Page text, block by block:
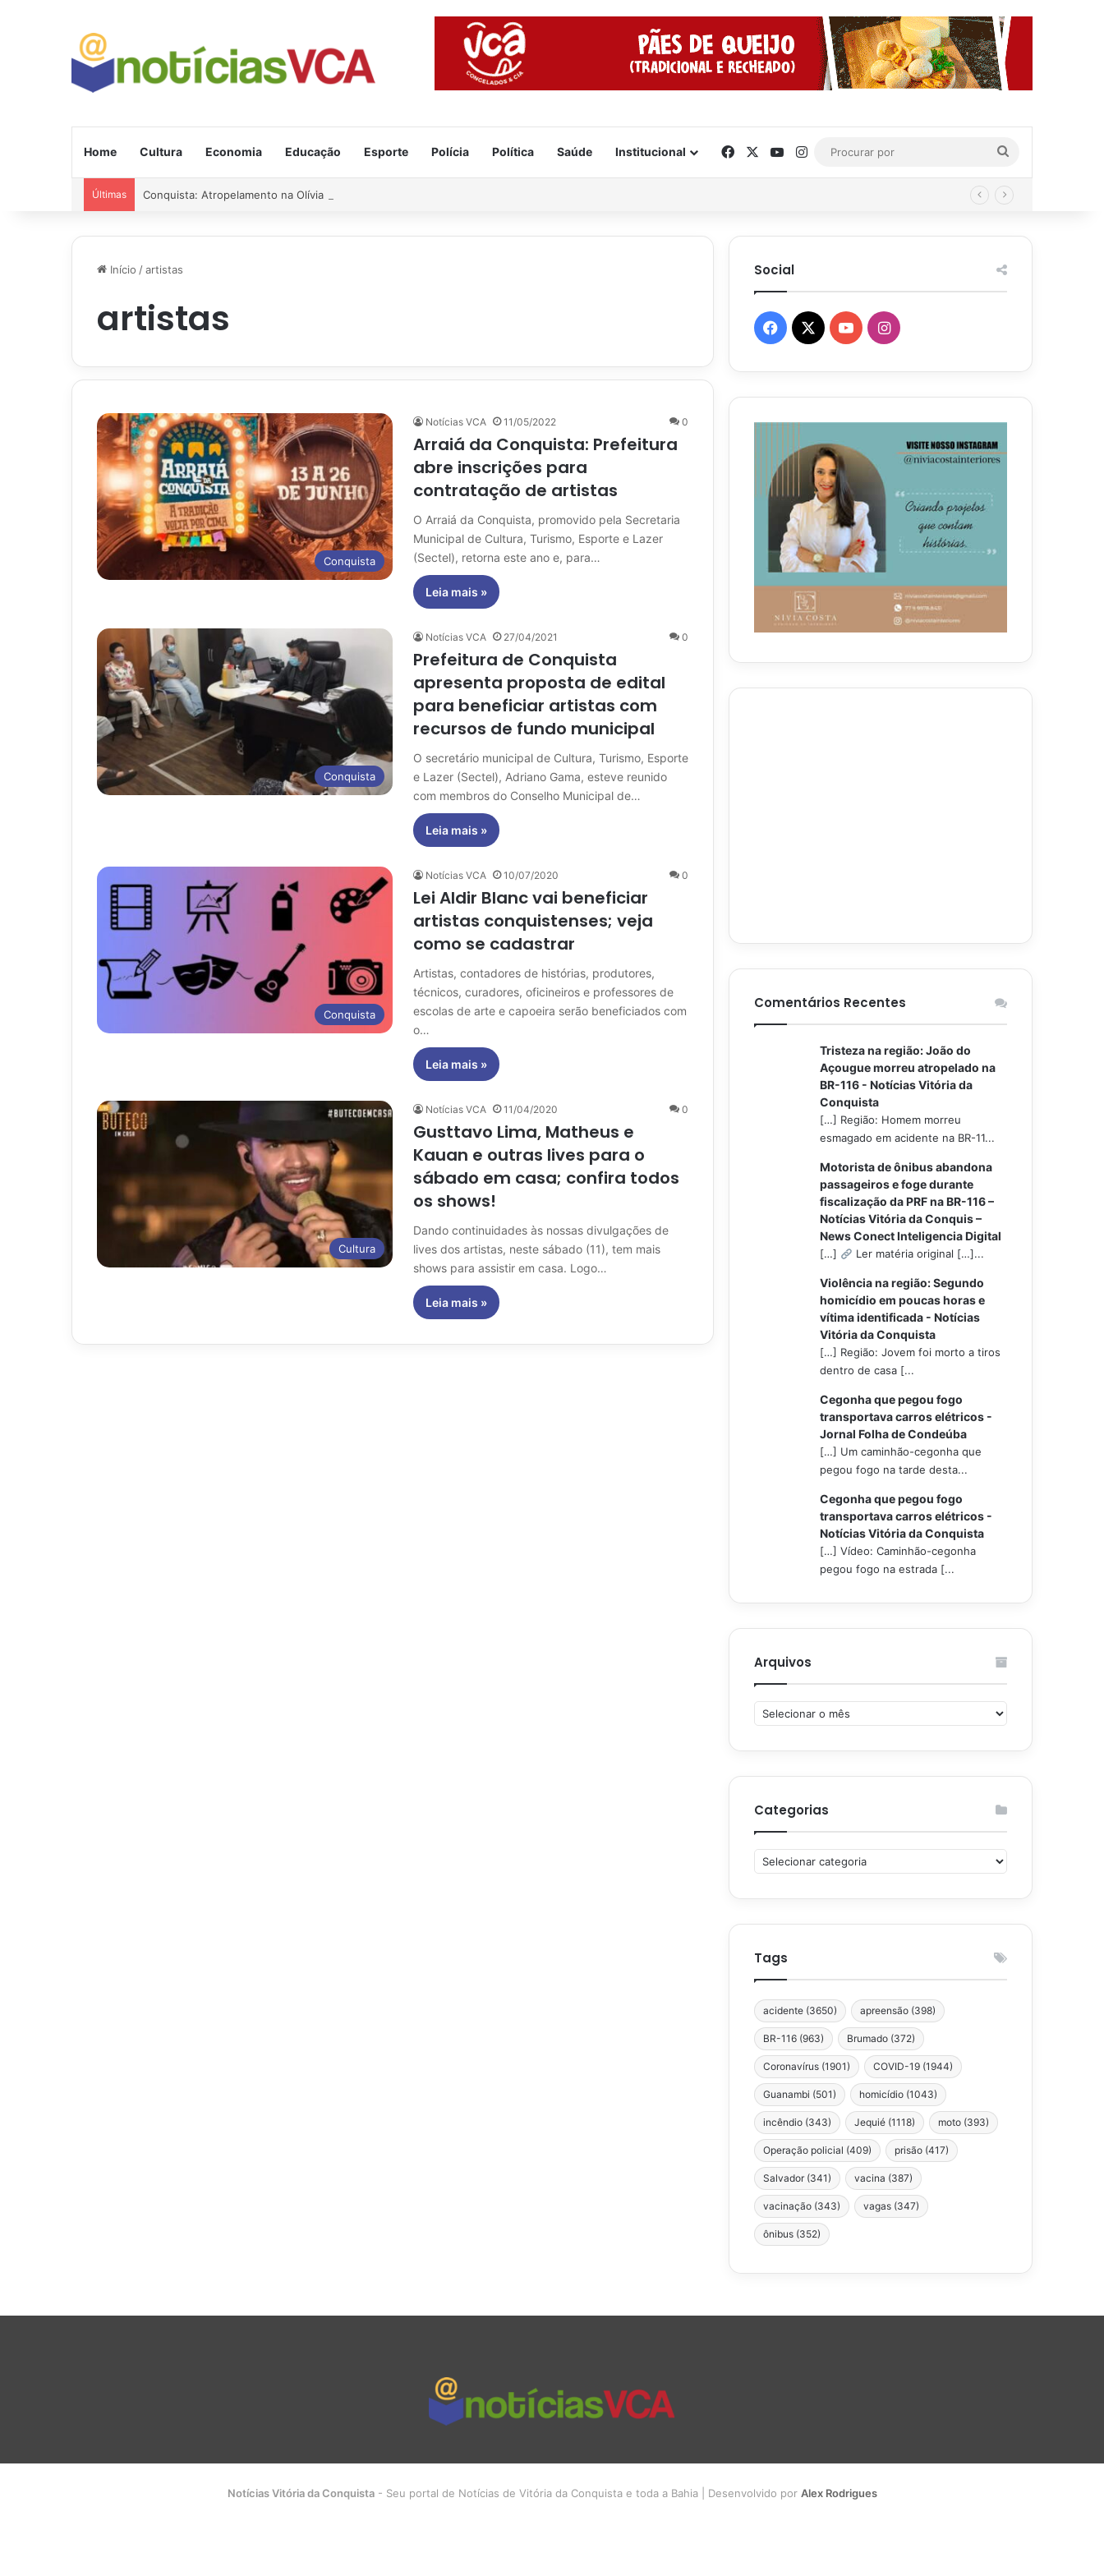
Home Cultura Economia Educação Esporte Polícia Política Saúde Institucional FacebookYouTube
Instagram
por
Últimas Conquista: Atropelamento na Olívia Flores; veja o vídeo
Início /artistas
artistas
Conquista
Notícias VCA 11/05/2022 0
Arraiá da Conquista: Prefeitura
abre inscrições para
contratação de artistas
O Arraiá da Conquista, promovido pela Secretaria
Municipal de Cultura, Turismo, Esporte e Lazer
(Sectel), retorna este ano e, para…
Leia mais »
Conquista
Notícias VCA 27/04/2021 0
Prefeitura de Conquista
apresenta proposta de edital
para beneficiar artistas com
recursos de fundo municipal
O secretário municipal de Cultura, Turismo, Esporte
e Lazer (Sectel), Adriano Gama, esteve reunido
com membros do Conselho Municipal de…
Leia mais »
Conquista
Notícias VCA 10/07/2020 0
Lei Aldir Blanc vai beneficiar
artistas conquistenses; veja
como se cadastrar
Artistas, contadores de histórias, produtores,
técnicos, curadores, oficineiros e professores de
escolas de arte e capoeira serão beneficiados com
o…
Leia mais »
Cultura
Notícias VCA 11/04/2020 0
Gusttavo Lima, Matheus e
Kauan e outras lives para o
sábado em casa; confira todos
os shows!
Dando continuidades às nossas divulgações de
lives dos artistas, neste sábado (11), tem mais
shows para assistir em casa. Logo…
Leia mais »
Social
Facebook
X YouTubeInstagram
Comentários Recentes
Tristeza na região: João do
Açougue morreu atropelado na
BR-116 - Notícias Vitória da
Conquista
[…] Região: Homem morreu
esmagado em acidente na BR-11...
Motorista de ônibus abandona
passageiros e foge durante
fiscalização da PRF na BR-116 –
Notícias Vitória da Conquis –
News Conect Inteligencia Digital
[…] Ler matéria original […]...
Violência na região: Segundo
homicídio em poucas horas e
vítima identificada - Notícias
Vitória da Conquista
[…] Região: Jovem foi morto a tiros
dentro de casa [...
Cegonha que pegou fogo
transportava carros elétricos -
Jornal Folha de Condeúba
[…] Um caminhão-cegonha que
pegou fogo na tarde desta...
Cegonha que pegou fogo
transportava carros elétricos -
Notícias Vitória da Conquista
[…] Vídeo: Caminhão-cegonha
pegou fogo na estrada [...
Arquivos
Arquivos
Categorias
Categorias
Tags
acidente (3650) apreensão (398)
BR-116 (963) Brumado (372)
Coronavírus (1901) COVID-19 (1944)
Guanambi (501) homicídio (1043)
incêndio (343) Jequié (1118) moto (393)
Operação policial (409) prisão (417)
Salvador (341) vacina (387)
vacinação (343) vagas (347)
ônibus (352)
Notícias Vitória da Conquista- Seu portal de Notícias de Vitória da Conquista e toda a Bahia | Desenvolvido por Alex Rodrigues